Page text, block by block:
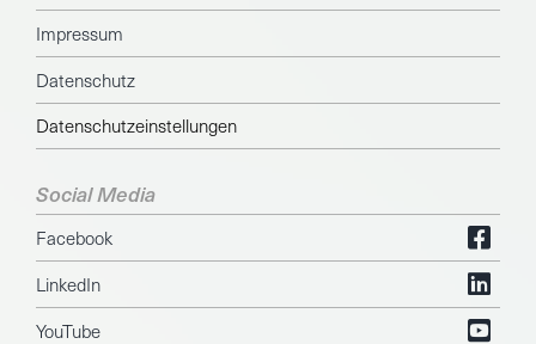
Impressum
Datenschutz
Datenschutzeinstellungen
Social Media
Facebook
LinkedIn
YouTube